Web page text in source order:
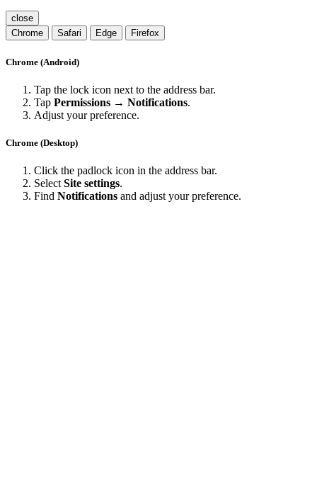
close
Chrome
Safari Edge Firefox
Chrome (Android)
Tap the lock icon next to the address bar.
Tap Permissions → Notifications.
Adjust your preference.
Chrome (Desktop)
Click the padlock icon in the address bar.
Select Site settings.
Find Notifications and adjust your preference.